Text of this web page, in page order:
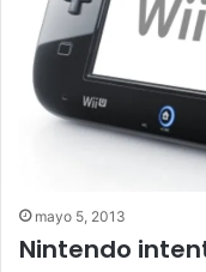
mayo 5, 2013
Nintendo